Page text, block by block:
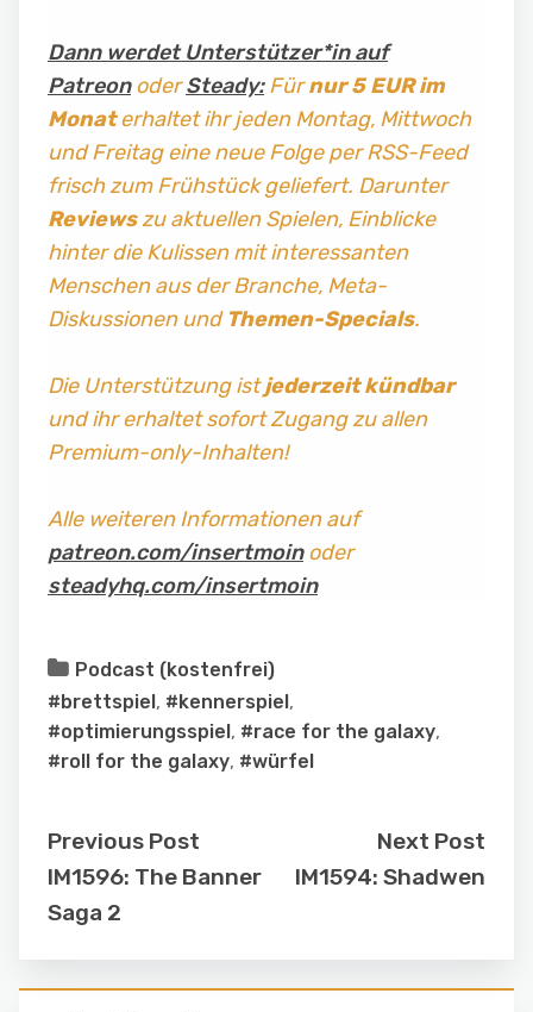
Dann werdet Unterstützer*in auf
PatreonoderSteady:Fürnur 5 EUR im
Monaterhaltet ihr jeden Montag, Mittwoch
und Freitag eine neue Folge per RSS-Feed
frisch zum Frühstück geliefert. Darunter
Reviewszu aktuellen Spielen, Einblicke
hinter die Kulissen mit interessanten
Menschen aus der Branche, Meta-
Diskussionen und Themen-Specials.
Die Unterstützung istjederzeit kündbar
und ihr erhaltet sofort Zugang zu allen
Premium-only-Inhalten!
Alle weiteren Informationen auf
patreon.com/insertmoinoder
steadyhq.com/insertmoin
Podcast (kostenfrei)
#brettspiel , #kennerspiel ,
#optimierungsspiel , #race for the galaxy,
#roll for the galaxy, #würfel
Previous Post
IM1596: The Banner
Saga 2
Next Post
IM1594: Shadwen